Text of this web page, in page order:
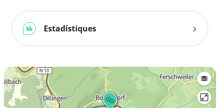
Estadístiques